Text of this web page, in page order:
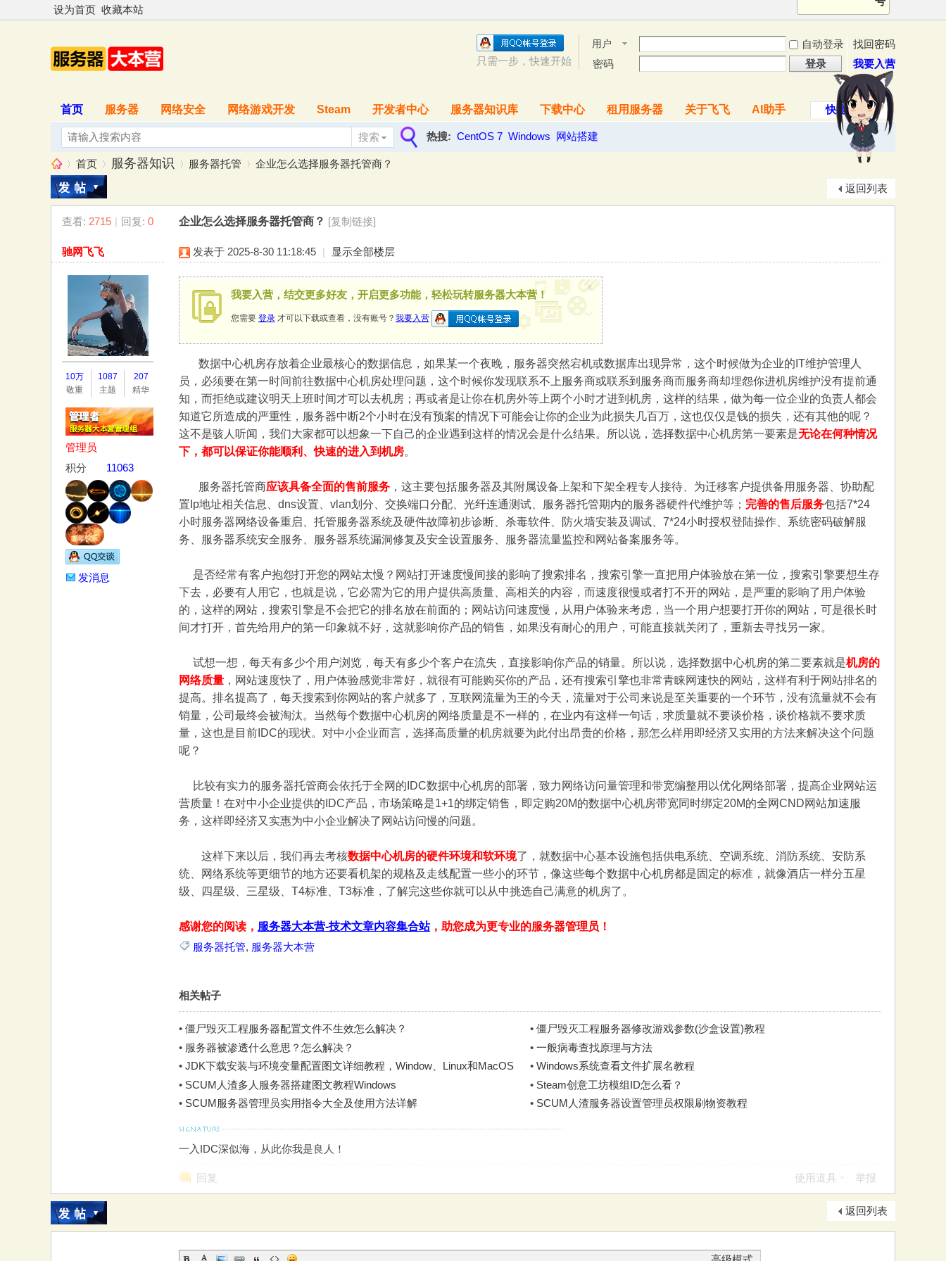
设为首页 收藏本站
用户
名
自动登录
找回密码
密码
登录 我要入营
只需一步，快速开始
快捷导航
首页 服务器 网络安全 网络游戏开发 Steam 开发者中心 服务器知识库 下载中心 租用服务器 关于飞飞 AI助手
搜索
热搜: CentOS 7 Windows 网站搭建
»
首页
›
服务器知识 服务器托管
›
企业怎么选择服务器托管商？
返回列表
查看: 2715 | 回复: 0 企业怎么选择服务器托管商？ [复制链接]
驰网飞飞
10万
敬重
1087
主题
207
精华
管理员
积分
11063
发消息
发表于 2025-8-30 11:18:45 | 显示全部楼层
我要入营，结交更多好友，开启更多功能，轻松玩转服务器大本营！
您需要 登录 才可以下载或查看，没有账号？ 我要入营
x
数据中心机房存放着企业最核心的数据信息，如果某一个夜晚，服务器突然宕机或数据库出现异常，这个时候做为企业的IT维护管理人
员，必须要在第一时间前往数据中心机房处理问题，这个时候你发现联系不上服务商或联系到服务商而服务商却埋怨你进机房维护没有提前通
知，而拒绝或建议明天上班时间才可以去机房；再或者是让你在机房外等上两个小时才进到机房，这样的结果，做为每一位企业的负责人都会
知道它所造成的严重性，服务器中断2个小时在没有预案的情况下可能会让你的企业为此损失几百万，这也仅仅是钱的损失，还有其他的呢？
这不是骇人听闻，我们大家都可以想象一下自己的企业遇到这样的情况会是什么结果。所以说，选择数据中心机房第一要素是无论在何种情况
下，都可以保证你能顺利、快速的进入到机房。
服务器托管商应该具备全面的售前服务 ，这主要包括服务器及其附属设备上架和下架全程专人接待、为迁移客户提供备用服务器、协助配
置Ip地址相关信息、dns设置、vlan划分、交换端口分配、光纤连通测试、服务器托管期内的服务器硬件代维护等； 完善的售后服务包括7*24
小时服务器网络设备重启、托管服务器系统及硬件故障初步诊断、杀毒软件、防火墙安装及调试、7*24小时授权登陆操作、系统密码破解服
务、服务器系统安全服务、服务器系统漏洞修复及安全设置服务、服务器流量监控和网站备案服务等。
是否经常有客户抱怨打开您的网站太慢？网站打开速度慢间接的影响了搜索排名，搜索引擎一直把用户体验放在第一位，搜索引擎要想生存
下去，必要有人用它，也就是说，它必需为它的用户提供高质量、高相关的内容，而速度很慢或者打不开的网站，是严重的影响了用户体验
的，这样的网站，搜索引擎是不会把它的排名放在前面的；网站访问速度慢，从用户体验来考虑，当一个用户想要打开你的网站，可是很长时
间才打开，首先给用户的第一印象就不好，这就影响你产品的销售，如果没有耐心的用户，可能直接就关闭了，重新去寻找另一家。
试想一想，每天有多少个用户浏览，每天有多少个客户在流失，直接影响你产品的销量。所以说，选择数据中心机房的第二要素就是机房的
网络质量 ，网站速度快了，用户体验感觉非常好，就很有可能购买你的产品，还有搜索引擎也非常青睐网速快的网站，这样有利于网站排名的
提高。排名提高了，每天搜索到你网站的客户就多了，互联网流量为王的今天，流量对于公司来说是至关重要的一个环节，没有流量就不会有
销量，公司最终会被淘汰。当然每个数据中心机房的网络质量是不一样的，在业内有这样一句话，求质量就不要谈价格，谈价格就不要求质
量，这也是目前IDC的现状。对中小企业而言，选择高质量的机房就要为此付出昂贵的价格，那怎么样用即经济又实用的方法来解决这个问题
呢？
比较有实力的服务器托管商会依托于全网的IDC数据中心机房的部署，致力网络访问量管理和带宽编整用以优化网络部署，提高企业网站运
营质量！在对中小企业提供的IDC产品，市场策略是1+1的绑定销售，即定购20M的数据中心机房带宽同时绑定20M的全网CND网站加速服
务，这样即经济又实惠为中小企业解决了网站访问慢的问题。
这样下来以后，我们再去考核数据中心机房的硬件环境和软环境了，就数据中心基本设施包括供电系统、空调系统、消防系统、安防系
统、网络系统等更细节的地方还要看机架的规格及走线配置一些小的环节，像这些每个数据中心机房都是固定的标准，就像酒店一样分五星
级、四星级、三星级、T4标准、T3标准，了解完这些你就可以从中挑选自己满意的机房了。
感谢您的阅读， 服务器大本营-技术文章内容集合站，助您成为更专业的服务器管理员！
服务器托管, 服务器大本营
相关帖子
• 僵尸毁灭工程服务器配置文件不生效怎么解决？ • 僵尸毁灭工程服务器修改游戏参数(沙盒设置)教程
• 服务器被渗透什么意思？怎么解决？ • 一般病毒查找原理与方法
• JDK下载安装与环境变量配置图文详细教程，Window、Linux和MacOS • Windows系统查看文件扩展名教程
• SCUM人渣多人服务器搭建图文教程Windows • Steam创意工坊模组ID怎么看？
• SCUM服务器管理员实用指令大全及使用方法详解 • SCUM人渣服务器设置管理员权限刷物资教程
一入IDC深似海，从此你我是良人！
回复 使用道具 举报
返回列表